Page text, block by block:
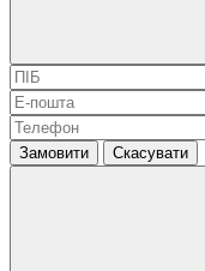
Замовити Скасувати